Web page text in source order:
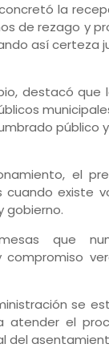
la
de rezago y
así certeza
destacó que
público
el
cuando existe
gobierno.
que
se
atender el
del